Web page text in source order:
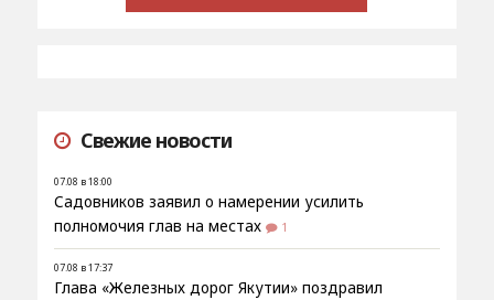
Свежие новости
07.08 в 18:00
Садовников заявил о намерении усилить
полномочия глав на местах
1
07.08 в 17:37
Глава «Железных дорог Якутии» поздравил